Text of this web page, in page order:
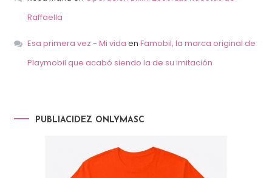
Raffaella
Esa primera vez - Mi vida en Famobil, la marca original de
Playmobil que acabó siendo la de su imitación
PUBLIACIDEZ ONLYMASC